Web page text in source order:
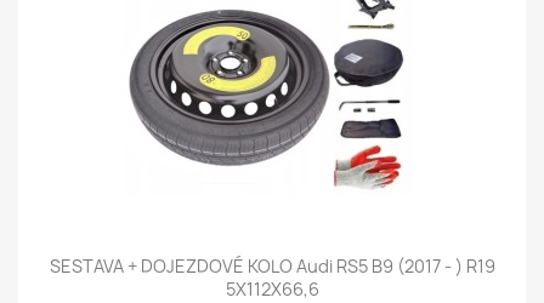
SESTAVA + DOJEZDOVÉ KOLO Audi RS5 B9 (2017 - ) R19
5X112X66,6